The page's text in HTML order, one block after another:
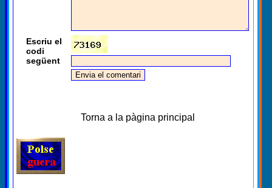
Escriu el
codi
següent
Torna a la pàgina principal